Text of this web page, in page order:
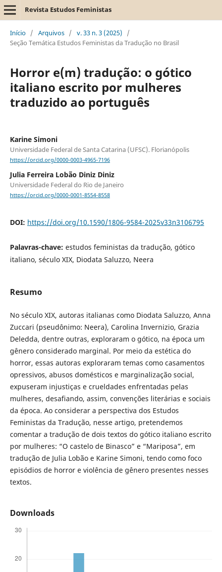
Revista Estudos Feministas
Início / Arquivos / v. 33 n. 3 (2025)
/
Seção Temática Estudos Feministas da Tradução no Brasil
Horror e(m) tradução: o gótico
italiano escrito por mulheres
traduzido ao português
Karine Simoni
Universidade Federal de Santa Catarina (UFSC). Florianópolis
https://orcid.org/0000-0003-4965-7196
Julia Ferreira Lobão Diniz Diniz
Universidade Federal do Rio de Janeiro
https://orcid.org/0000-0001-8554-8558
DOI: https://doi.org/10.1590/1806-9584-2025v33n3106795
Palavras-chave: estudos feministas da tradução, gótico
italiano, século XIX, Diodata Saluzzo, Neera
Resumo
No século XIX, autoras italianas como Diodata Saluzzo, Anna
Zuccari (pseudônimo: Neera), Carolina Invernizio, Grazia
Deledda, dentre outras, exploraram o gótico, na época um
gênero considerado marginal. Por meio da estética do
horror, essas autoras exploraram temas como casamentos
opressivos, abusos domésticos e marginalização social,
expuseram injustiças e crueldades enfrentadas pelas
mulheres, desafiando, assim, convenções literárias e sociais
da época. Ao considerar a perspectiva dos Estudos
Feministas da Tradução, nesse artigo, pretendemos
comentar a tradução de dois textos do gótico italiano escrito
por mulheres: “O castelo de Binasco” e “Mariposa”, em
tradução de Julia Lobão e Karine Simoni, tendo como foco
episódios de horror e violência de gênero presentes nesses
textos.
Downloads